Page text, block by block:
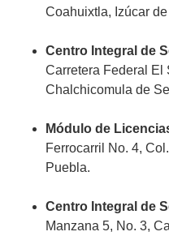
Coahuixtla, Izúcar
Centro Integral de
Carretera Federal El
Chalchicomula de
Módulo de
Ferrocarril No. 4,
Puebla.
Centro Integral de
Manzana 5, No. 3,